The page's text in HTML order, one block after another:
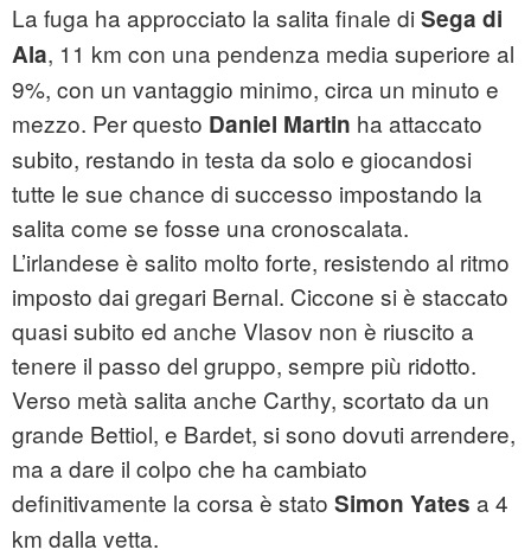
La fuga ha approcciato la salita finale di Sega di
Ala, 11 km con una pendenza media superiore al
9%, con un vantaggio minimo, circa un minuto e
mezzo. Per questo Daniel Martin ha attaccato
subito, restando in testa da solo e giocandosi
tutte le sue chance di successo impostando la
salita come se fosse una cronoscalata.
L’irlandese è salito molto forte, resistendo al ritmo
imposto dai gregari Bernal. Ciccone si è staccato
quasi subito ed anche Vlasov non è riuscito a
tenere il passo del gruppo, sempre più ridotto.
Verso metà salita anche Carthy, scortato da un
grande Bettiol, e Bardet, si sono dovuti arrendere,
ma a dare il colpo che ha cambiato
definitivamente la corsa è stato Simon Yates a 4
km dalla vetta.